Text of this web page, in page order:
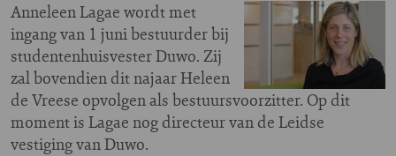
Anneleen Lagae wordt met
ingang van 1 juni bestuurder bij
studentenhuisvester Duwo. Zij
zal bovendien dit najaar Heleen
de Vreese opvolgen als bestuursvoorzitter. Op dit
moment is Lagae nog directeur van de Leidse
vestiging van Duwo.